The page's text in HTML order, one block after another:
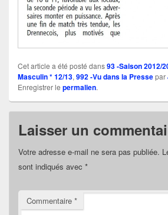
Cet article a été posté dans93 -Saison 2012/
Masculin * 12/13,992 -Vu dans la Pressepar
Enregistrer le permalien.
Laisser un
Votre adresse e-mail ne sera pas publiée.
sont indiqués avec *
Commentaire *